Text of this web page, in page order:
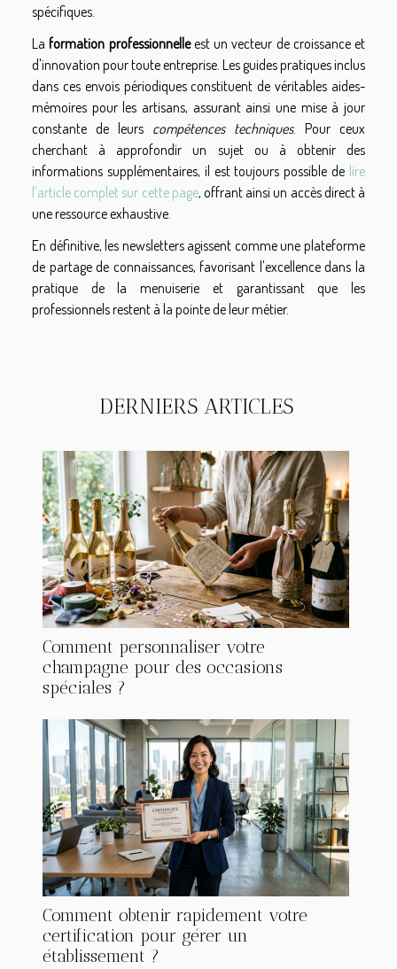
spécifiques.
Laformation professionnelleest un vecteur de croissance et
d'innovation pour toute entreprise. Les guides pratiques inclus
dans ces envois périodiques constituent de véritables aides-
mémoires pour les artisans, assurant ainsi une mise à jour
constante de leurs compétences techniques. Pour ceux
cherchant à approfondir un sujet ou à obtenir des
informations supplémentaires, il est toujours possible de lire
l'article complet sur cette page, offrant ainsi un accès direct à
une ressource exhaustive.
En définitive, les newsletters agissent comme une plateforme
de partage de connaissances, favorisant l'excellence dans la
pratique de la menuiserie et garantissant que les
professionnels restent à la pointe de leur métier.
DERNIERS ARTICLES
Comment personnaliser votre
champagne pour des occasions
spéciales ?
Comment obtenir rapidement votre
certification pour gérer un
établissement ?